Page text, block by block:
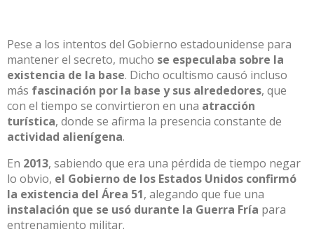
Pese a los intentos del Gobierno estadounidense para
mantener el secreto, mucho se especulaba sobre la
existencia de la base. Dicho ocultismo causó incluso
más fascinación por la base y sus alrededores, que
con el tiempo se convirtieron en una atracción
turística, donde se afirma la presencia constante de
actividad alienígena.
En 2013, sabiendo que era una pérdida de tiempo negar
lo obvio, el Gobierno de los Estados Unidos confirmó
la existencia del Área 51, alegando que fue una
instalación que se usó durante la Guerra Fría para
entrenamiento militar.